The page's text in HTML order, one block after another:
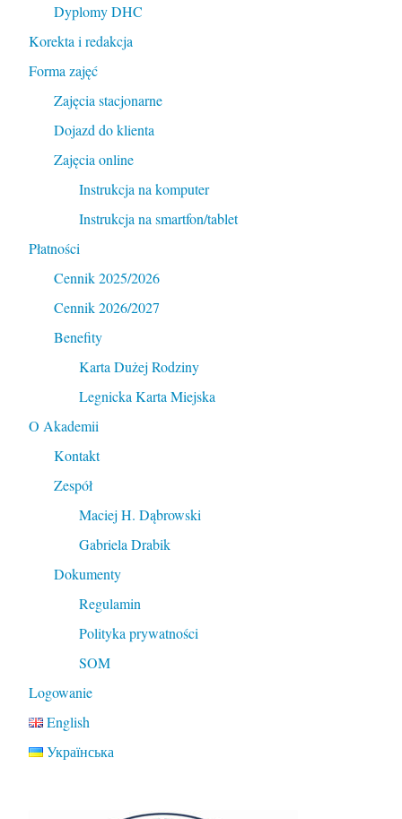
Dyplomy DHC
Korekta i redakcja
Forma zajęć
Zajęcia stacjonarne
Dojazd do klienta
Zajęcia online
Instrukcja na komputer
Instrukcja na smartfon/tablet
Płatności
Cennik 2025/2026
Cennik 2026/2027
Benefity
Karta Dużej Rodziny
Legnicka Karta Miejska
O Akademii
Kontakt
Zespół
Maciej H. Dąbrowski
Gabriela Drabik
Dokumenty
Regulamin
Polityka prywatności
SOM
Logowanie
English
Українська